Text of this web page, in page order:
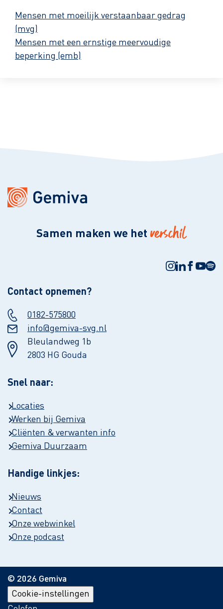
Mensen met moeilijk verstaanbaar gedrag
(mvg)
Mensen met een ernstige meervoudige
beperking (emb)
Samen maken we het verschil
Contact opnemen?
0182-575800
info@gemiva-svg.nl
Bleulandweg 1b
2803 HG Gouda
Snel naar:
Locaties
Werken bij Gemiva
Cliënten & verwanten info
Gemiva Duurzaam
Handige linkjes:
Nieuws
Contact
Onze webwinkel
Onze podcast
© 2026 Gemiva
Cookie-instellingen